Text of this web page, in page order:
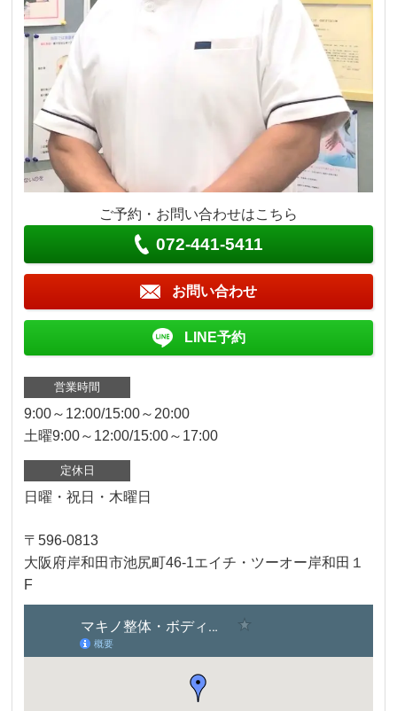
ご予約・お問い合わせはこちら
072-441-5411
お問い合わせ
LINE予約
営業時間
9:00～12:00/15:00～20:00
土曜9:00～12:00/15:00～17:00
定休日
日曜・祝日・木曜日
〒596-0813
大阪府岸和田市池尻町46-1エイチ・ツーオー岸和田１
F